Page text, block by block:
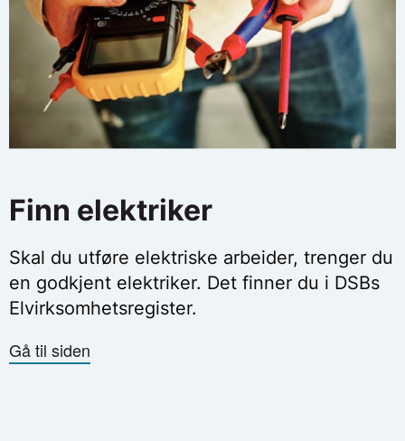
Finn elektriker
Skal du utføre elektriske arbeider, trenger du
en godkjent elektriker. Det finner du i DSBs
Elvirksomhetsregister.
Gå til siden